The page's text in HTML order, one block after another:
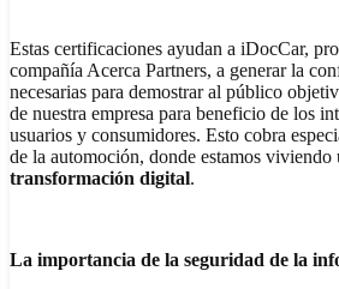
Estas certificaciones ayudan a iDocCar,
compañía Acerca Partners, a generar la
necesarias para demostrar al público
de nuestra empresa para beneficio de los
usuarios y consumidores. Esto cobra
de la automoción, donde estamos
transformación digital.
La importancia de la seguridad de la